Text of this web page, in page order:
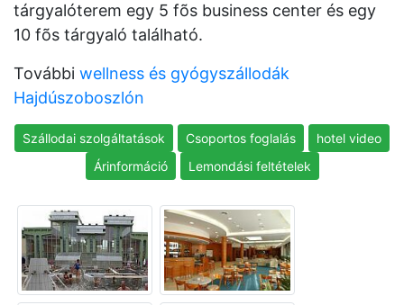
tárgyalóterem egy 5 fõs business center és egy
10 fõs tárgyaló található.
További wellness és gyógyszállodák
Hajdúszoboszlón
Szállodai szolgáltatások Csoportos foglalás
hotel video
Árinformáció
Lemondási feltételek